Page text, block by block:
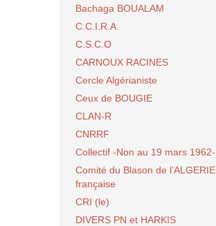
Bachaga BOUALAM
C.C.I.R.A.
C.S.C.O
CARNOUX RACINES
Cercle Algérianiste
Ceux de BOUGIE
CLAN-R
CNRRF
Collectif -Non au 19 mars 1962-
Comité du Blason de l’ALGERIE
française
CRI (le)
DIVERS PN et HARKIS